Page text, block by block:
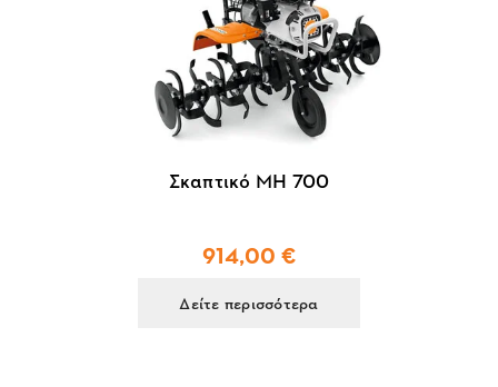
Σκαπτικό MH 700
914,00 €
Δείτε περισσότερα